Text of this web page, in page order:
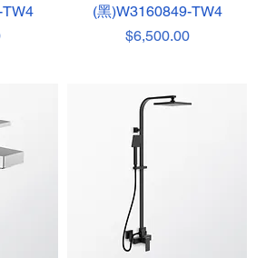
(黑)W3160849-TW4
價格
$6,500.00